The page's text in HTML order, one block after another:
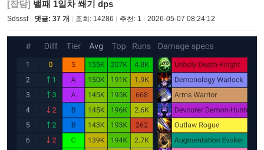
[잡담] 밸패 1일차 쐐기 dps
Sdsssf 댓글: 37 개 조회: 14286 추천: 1 2026-05-07 08:24:12